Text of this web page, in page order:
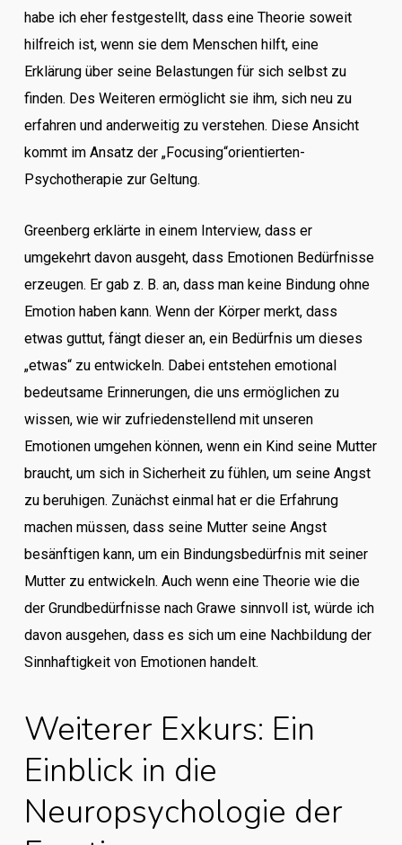
habe ich eher festgestellt, dass eine Theorie soweit
hilfreich ist, wenn sie dem Menschen hilft, eine
Erklärung über seine Belastungen für sich selbst zu
finden. Des Weiteren ermöglicht sie ihm, sich neu zu
erfahren und anderweitig zu verstehen. Diese Ansicht
kommt im Ansatz der „Focusing“orientierten-
Psychotherapie zur Geltung.
Greenberg erklärte in einem Interview, dass er
umgekehrt davon ausgeht, dass Emotionen Bedürfnisse
erzeugen. Er gab z. B. an, dass man keine Bindung ohne
Emotion haben kann. Wenn der Körper merkt, dass
etwas guttut, fängt dieser an, ein Bedürfnis um dieses
„etwas“ zu entwickeln. Dabei entstehen emotional
bedeutsame Erinnerungen, die uns ermöglichen zu
wissen, wie wir zufriedenstellend mit unseren
Emotionen umgehen können, wenn ein Kind seine Mutter
braucht, um sich in Sicherheit zu fühlen, um seine Angst
zu beruhigen. Zunächst einmal hat er die Erfahrung
machen müssen, dass seine Mutter seine Angst
besänftigen kann, um ein Bindungsbedürfnis mit seiner
Mutter zu entwickeln. Auch wenn eine Theorie wie die
der Grundbedürfnisse nach Grawe sinnvoll ist, würde ich
davon ausgehen, dass es sich um eine Nachbildung der
Sinnhaftigkeit von Emotionen handelt.
Weiterer Exkurs: Ein
Einblick in die
Neuropsychologie der